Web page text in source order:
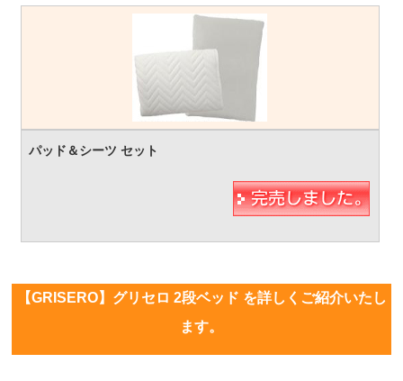
【GRISERO】グリセロ 2段ベッド を詳しくご紹介いたし
ます。